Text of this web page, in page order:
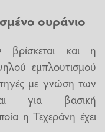
ουράνιο
βρίσκεται και η
εμπλουτισμού
με γνώση των
για βασική
η Τεχεράνη έχει